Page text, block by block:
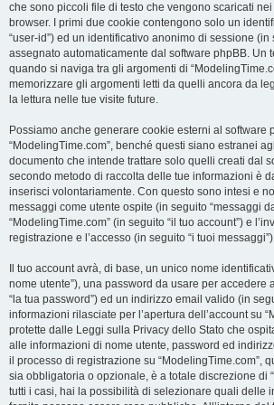
che sono piccoli file di testo che vengono scaricati
browser. I primi due cookie contengono solo un
“user-id”) ed un identificativo anonimo di sessione (in
assegnato automaticamente dal software phpBB. Un
quando si naviga tra gli argomenti di
memorizzare gli argomenti letti da quelli ancora da
la lettura nelle tue visite future.
Possiamo anche generare cookie esterni al software
“ModelingTime.com”, benché questi siano estranei
documento che intende trattare solo quelli creati dal
secondo metodo di raccolta delle tue informazioni è
inserisci volontariamente. Con questo sono intesi e
messaggi come utente ospite (in seguito “messaggi
“ModelingTime.com” (in seguito “il tuo account”) e
registrazione e l’accesso (in seguito “i tuoi
Il tuo account avrà, di base, un unico nome
nome utente”), una password da usare per accedere
“la tua password”) ed un indirizzo email valido (in
informazioni rilasciate per l’apertura dell’account su
protette dalle Leggi sulla Privacy dello Stato che
alle informazioni di nome utente, password ed
il processo di registrazione su “ModelingTime.com”,
sia obbligatoria o opzionale, è a totale discrezione di
tutti i casi, hai la possibilità di selezionare quali delle